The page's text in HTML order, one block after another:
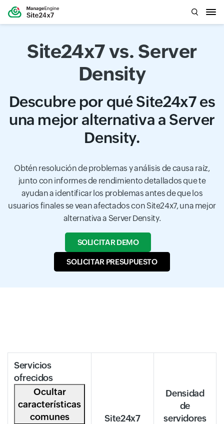
Site24x7 vs. Server
Density
Descubre por qué Site24x7 es
una mejor alternativa a Server
Density.
Obtén resolución de problemas y análisis de causa raíz,
junto con informes de rendimiento detallados que te
ayudan a identificar los problemas antes de que los
usuarios finales se vean afectados con Site24x7, una mejor
alternativa a Server Density.
SOLICITAR DEMO
SOLICITAR PRESUPUESTO
Servicios
ofrecidos
Ocultar
características
comunes
Site24x7
Densidad
de
servidores